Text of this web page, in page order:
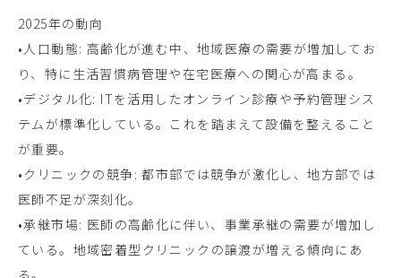
2025年の動向
•人口動態: 高齢化が進む中、地域医療の需要が増加してお
り、特に生活習慣病管理や在宅医療への関心が高まる。
•デジタル化: ITを活用したオンライン診療や予約管理シス
テムが標準化している。これを踏まえて設備を整えること
が重要。
•クリニックの競争: 都市部では競争が激化し、地方部では
医師不足が深刻化。
•承継市場: 医師の高齢化に伴い、事業承継の需要が増加し
ている。地域密着型クリニックの譲渡が増える傾向にあ
る。